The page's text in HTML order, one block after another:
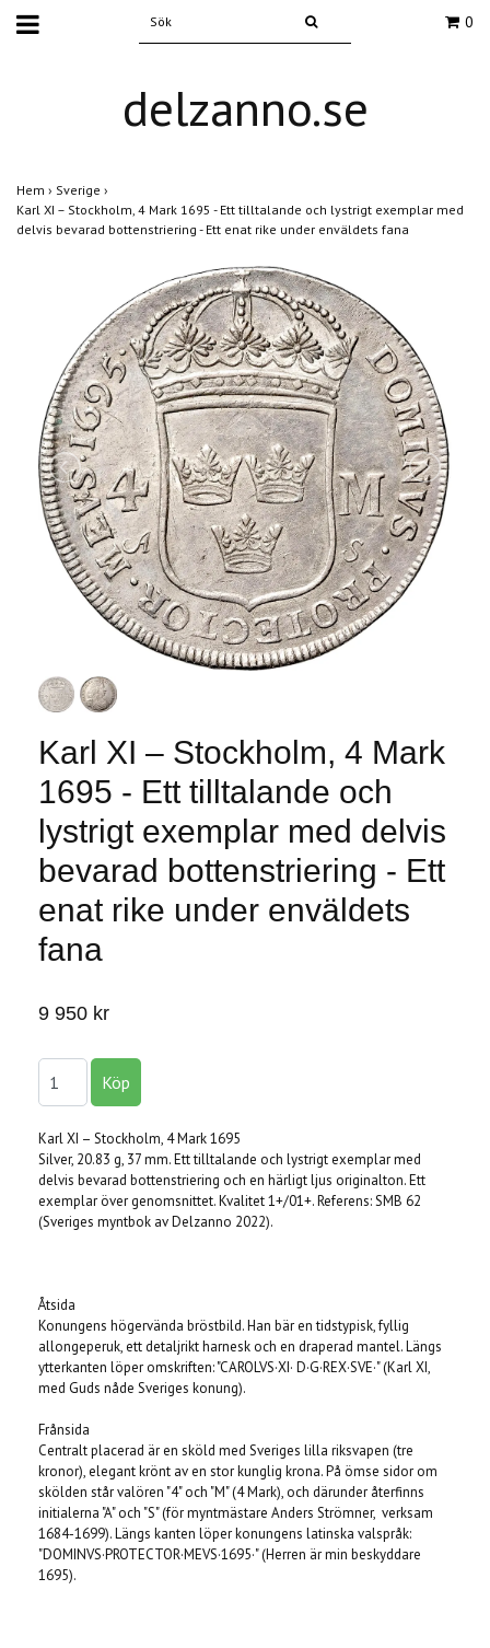
0
delzanno.se
Hem › Sverige ›
Karl XI – Stockholm, 4 Mark 1695 - Ett tilltalande och lystrigt exemplar med
delvis bevarad bottenstriering - Ett enat rike under enväldets fana
Karl XI – Stockholm, 4 Mark
1695 - Ett tilltalande och
lystrigt exemplar med delvis
bevarad bottenstriering - Ett
enat rike under enväldets
fana
9 950 kr
Karl XI – Stockholm, 4 Mark 1695
Silver, 20.83 g, 37 mm. Ett tilltalande och lystrigt exemplar med
delvis bevarad bottenstriering och en härligt ljus originalton. Ett
exemplar över genomsnittet. Kvalitet 1+/01+. Referens: SMB 62
(Sveriges myntbok av Delzanno 2022).
Åtsida
Konungens högervända bröstbild. Han bär en tidstypisk, fyllig
allongeperuk, ett detaljrikt harnesk och en draperad mantel. Längs
ytterkanten löper omskriften: "CAROLVS·XI· D·G·REX·SVE·" (Karl XI,
med Guds nåde Sveriges konung).
Frånsida
Centralt placerad är en sköld med Sveriges lilla riksvapen (tre
kronor), elegant krönt av en stor kunglig krona. På ömse sidor om
skölden står valören "4" och "M" (4 Mark), och därunder återfinns
initialerna "A" och "S" (för myntmästare Anders Strömner, verksam
1684-1699). Längs kanten löper konungens latinska valspråk:
"DOMINVS·PROTECTOR·MEVS·1695·" (Herren är min beskyddare
1695).